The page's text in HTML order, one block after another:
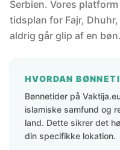
Serbien. Vores
tidsplan for Fajr,
aldrig går glip af en bøn.
HVORDAN
Bønnetider på
islamiske samfund og
land. Dette sikrer det
din specifikke lokation.